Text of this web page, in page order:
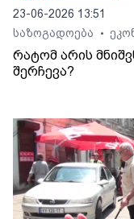
23-06-2026 13:51
საზოგადოება
•
რატომ არის
შერჩევა?